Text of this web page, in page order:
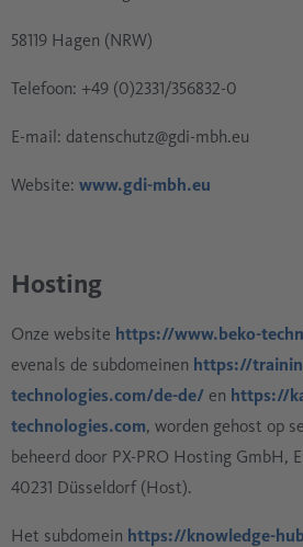
58119 Hagen (NRW)
Telefoon: +49 (0)2331/356832-0
E-mail: datenschutz@gdi-mbh.eu
Website: www.gdi-mbh.eu
Hosting
Onze website https://www.beko-
evenals de subdomeinen https://
technologies.com/de-de/ en https://
technologies.com, worden gehost op
beheerd door PX-PRO Hosting GmbH,
40231 Düsseldorf (Host).
Het subdomein https://knowledge-